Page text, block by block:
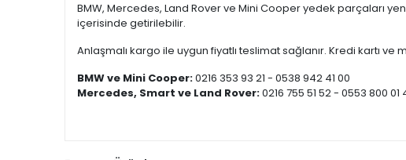
BMW, Mercedes, Land Rover ve Mini Cooper yedek parçaları
içerisinde getirilebilir.
Anlaşmalı kargo ile uygun fiyatlı teslimat sağlanır. Kredi kartı ve
BMW ve Mini Cooper:0216 353 93 21 - 0538 942 41 00
Mercedes, Smart ve Land Rover:0216 755 51 52 - 0553 800 01